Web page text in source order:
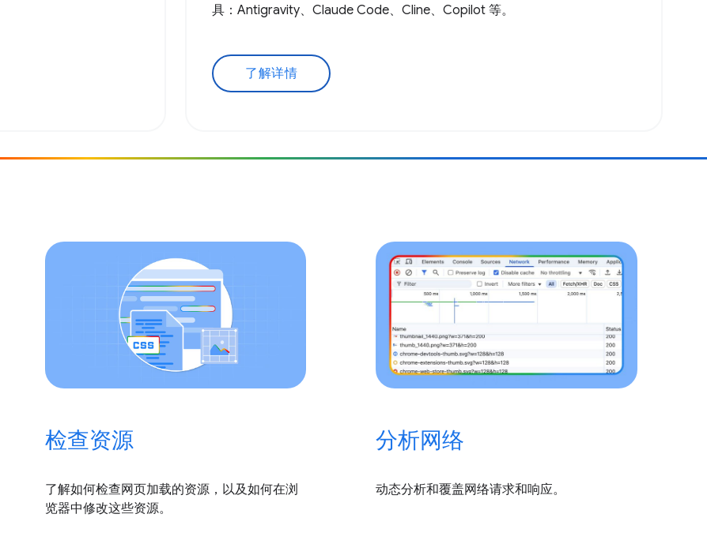
具：Antigravity、Claude Code、Cline、Copilot 等。
了解详情
检查资源
了解如何检查网页加载的资源，以及如何在浏
览器中修改这些资源。
分析网络
动态分析和覆盖网络请求和响应。